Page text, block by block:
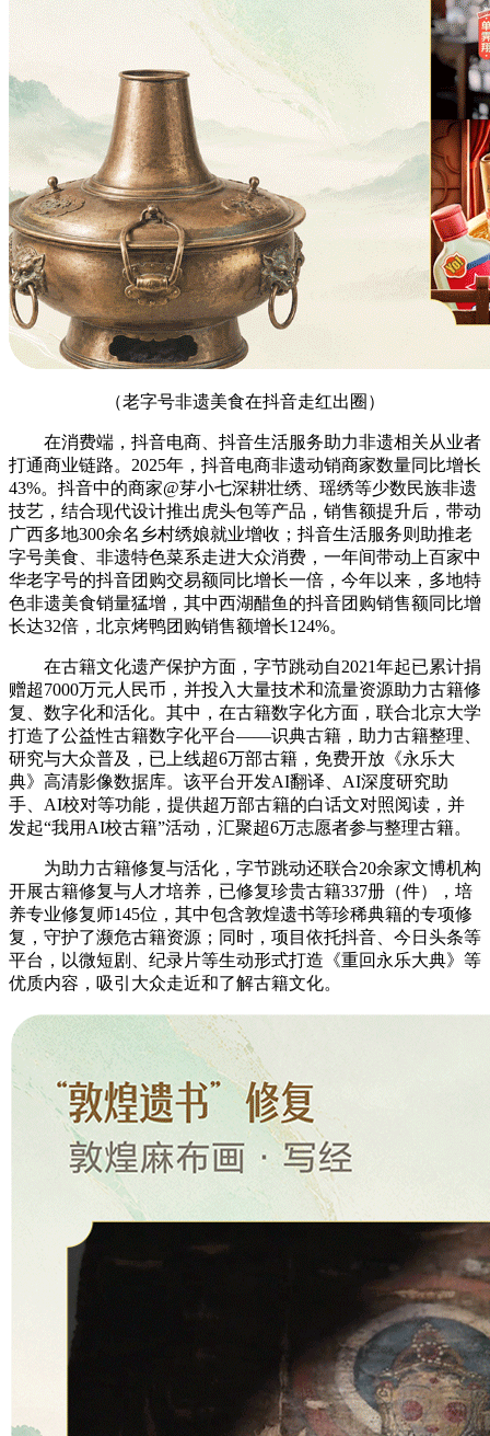
（老字号非遗美食在抖音走红出圈）
在消费端，抖音电商、抖音生活服务助力非遗相关从业者
打通商业链路。2025年，抖音电商非遗动销商家数量同比增长
43%。抖音中的商家@芽小七深耕壮绣、瑶绣等少数民族非遗
技艺，结合现代设计推出虎头包等产品，销售额提升后，带动
广西多地300余名乡村绣娘就业增收；抖音生活服务则助推老
字号美食、非遗特色菜系走进大众消费，一年间带动上百家中
华老字号的抖音团购交易额同比增长一倍，今年以来，多地特
色非遗美食销量猛增，其中西湖醋鱼的抖音团购销售额同比增
长达32倍，北京烤鸭团购销售额增长124%。
在古籍文化遗产保护方面，字节跳动自2021年起已累计捐
赠超7000万元人民币，并投入大量技术和流量资源助力古籍修
复、数字化和活化。其中，在古籍数字化方面，联合北京大学
打造了公益性古籍数字化平台——识典古籍，助力古籍整理、
研究与大众普及，已上线超6万部古籍，免费开放《永乐大
典》高清影像数据库。该平台开发AI翻译、AI深度研究助
手、AI校对等功能，提供超万部古籍的白话文对照阅读，并
发起“我用AI校古籍”活动，汇聚超6万志愿者参与整理古籍。
为助力古籍修复与活化，字节跳动还联合20余家文博机构
开展古籍修复与人才培养，已修复珍贵古籍337册（件），培
养专业修复师145位，其中包含敦煌遗书等珍稀典籍的专项修
复，守护了濒危古籍资源；同时，项目依托抖音、今日头条等
平台，以微短剧、纪录片等生动形式打造《重回永乐大典》等
优质内容，吸引大众走近和了解古籍文化。